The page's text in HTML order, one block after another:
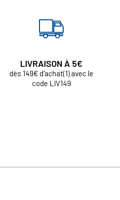
LIVRAISON À 5€
dès 149€ d'achat(1) avec le
code LIV149